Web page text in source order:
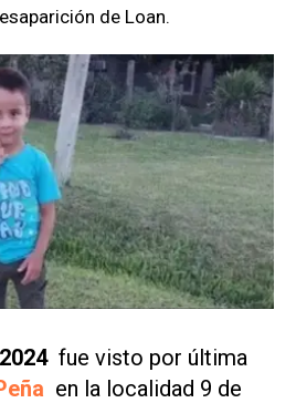
de Loan.
fue visto por última
en la localidad 9 de